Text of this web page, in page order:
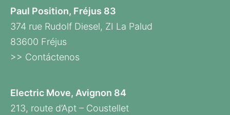
Paul Position, Fréjus 83
374 rue Rudolf Diesel, ZI La Palud
83600 Fréjus
>> Contáctenos
Electric Move, Avignon 84
213, route d’Apt – Coustellet